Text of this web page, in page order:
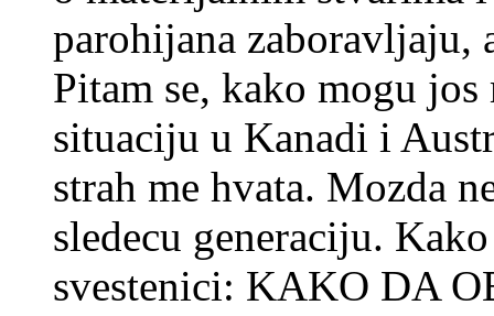
parohijana zaboravljaju,
Pitam se, kako mogu
situaciju u Kanadi i
strah me hvata. Mozda
sledecu generaciju.
svestenici: KAKO DA